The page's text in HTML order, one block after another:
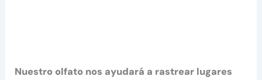
Nuestro olfato nos ayudará a rastrear lugares